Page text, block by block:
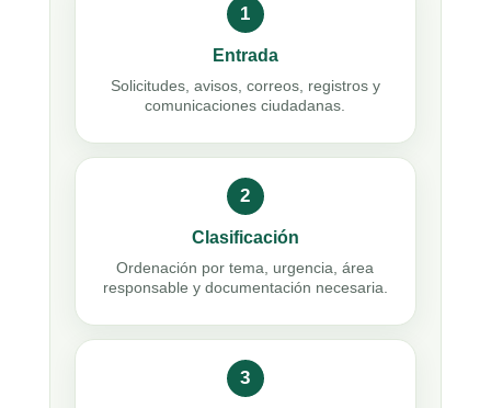
1
Entrada
Solicitudes, avisos, correos, registros y
comunicaciones ciudadanas.
2
Clasificación
Ordenación por tema, urgencia, área
responsable y documentación necesaria.
3